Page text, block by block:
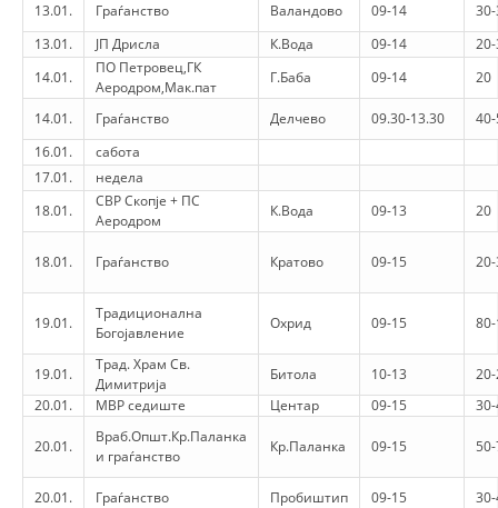
ASSEMBLY
STRUCTURAL SET UP
DISSEMINATION
USE AND PROTECTION OF THE EMBLEM
THE SOCIAL WELFARE ACTIVITY
INTERNATIONAL COOPERATION
TRACING SERVICE
13.01. Граѓанство Валандово 09-14
13.01.
ЈП Дрисла К.Вода 09-14
14.01.
ПО Петровец,ГК
Аеродром,Мак.пат
Г.Баба 09-14 20
14.01. Граѓанство Делчево 09.30-13.30
16.01.
сабота
17.01.
недела
18.01.
СВР Скопје + ПС
Аеродром
К.Вода 09-13 20
18.01. Граѓанство Кратово 09-15
19.01.
Традиционална
Богојавление
Охрид 09-15
19.01.
Трад. Храм Св.
Димитрија
Битола 10-13
20.01.
МВР седиште Центар 09-15
20.01.
Враб.Општ.Кр.Паланка
и граѓанство
Кр.Паланка 09-15
20.01. Граѓанство Пробиштип 09-15